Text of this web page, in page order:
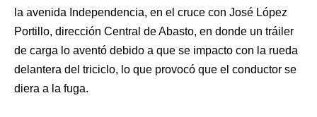
la avenida Independencia, en el cruce con José López
Portillo, dirección Central de Abasto, en donde un tráiler
de carga lo aventó debido a que se impacto con la rueda
delantera del triciclo, lo que provocó que el conductor se
diera a la fuga.